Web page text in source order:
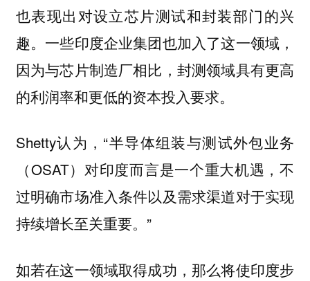
也表现出对设立芯片测试和封装部门的兴
趣。一些印度企业集团也加入了这一领域，
因为与芯片制造厂相比，封测领域具有更高
的利润率和更低的资本投入要求。
Shetty认为，“半导体组装与测试外包业务
（OSAT）对印度而言是一个重大机遇，不
过明确市场准入条件以及需求渠道对于实现
持续增长至关重要。”
如若在这一领域取得成功，那么将使印度步